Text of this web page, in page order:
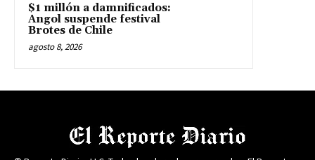
$1 millón a damnificados:
Angol suspende festival
Brotes de Chile
agosto 8, 2026